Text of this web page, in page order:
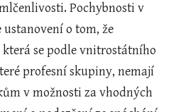
Pochybnosti v
o tom, že
se podle vnitrostátního
profesní skupiny, nemají
v možnosti za vhodných